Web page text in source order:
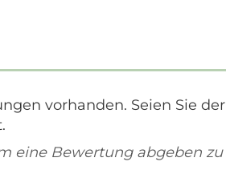
vorhanden. Seien Sie der
eine Bewertung abgeben zu